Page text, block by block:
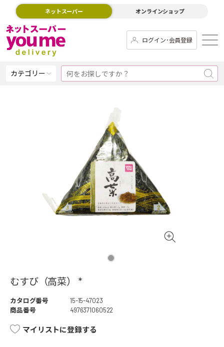
ネットスーパー オンラインショップ
ログイン･会員登録
カテゴリー
むすび（高菜） *
カタログ番号
15-15-47023
商品番号
4976371060522
マイリストに登録する